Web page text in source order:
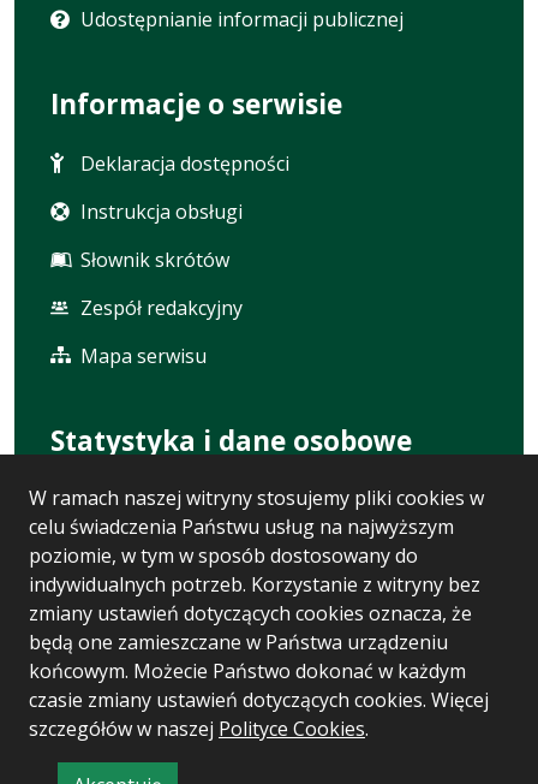
W ramach naszej witryny stosujemy pliki cookies w
celu świadczenia Państwu usług na najwyższym
poziomie, w tym w sposób dostosowany do
indywidualnych potrzeb. Korzystanie z witryny bez
zmiany ustawień dotyczących cookies oznacza, że
będą one zamieszczane w Państwa urządzeniu
końcowym. Możecie Państwo dokonać w każdym
czasie zmiany ustawień dotyczących cookies. Więcej
szczegółów w naszej Polityce Cookies.
Udostępnianie informacji publicznej
Informacje o serwisie
Deklaracja dostępności
Instrukcja obsługi
Słownik skrótów
Zespół redakcyjny
Mapa serwisu
Statystyka i dane osobowe
Statystyki oglądalności
Ostatnio dodane
Polityka prywatności
RODO
Wersja systemu: 5.7.0 [110]
Ostatnia aktualizacja BIP: 06.08.2026 16:25